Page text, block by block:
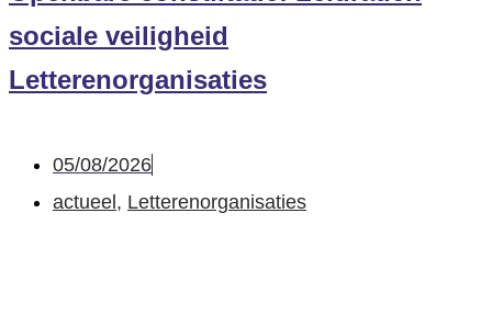
sociale veiligheid
Letterenorganisaties
05/08/2026
actueel , Letterenorganisaties